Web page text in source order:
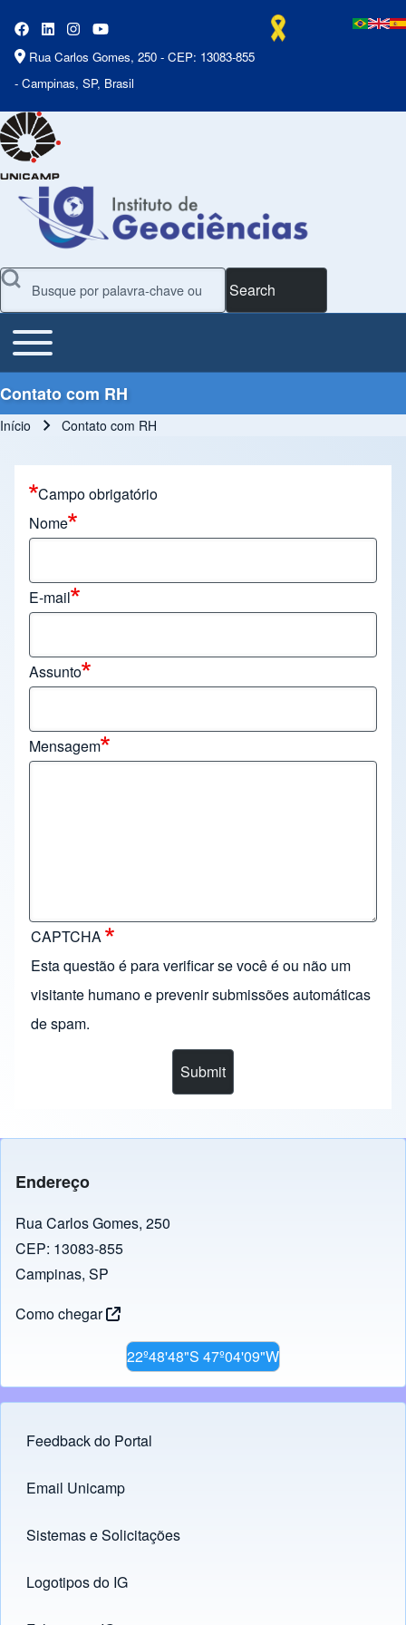
Rua Carlos Gomes, 250 - CEP: 13083-855
- Campinas, SP, Brasil
Search
Main Menu
Toggle main menu
Contato com RH
Início Contato com RH
Campo obrigatório
Nome
E-mail
Assunto
Mensagem
CAPTCHA
Esta questão é para verificar se você é ou não um
visitante humano e prevenir submissões automáticas
de spam.
Endereço
Rua Carlos Gomes, 250
CEP: 13083-855
Campinas, SP
Como chegar
22º48'48"S 47º04'09"W
Footer menu
Feedback do Portal
Links
Email Unicamp
(opens in new tab)
Sistemas e Solicitações
(opens in new tab)
Logotipos do IG
(opens in new tab)